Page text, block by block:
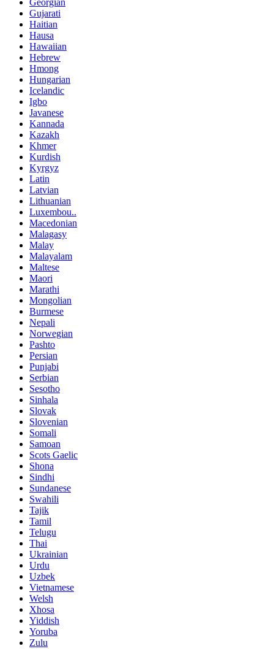
Georgian
Gujarati
Haitian
Hausa
Hawaiian
Hebrew
Hmong
Hungarian
Icelandic
Igbo
Javanese
Kannada
Kazakh
Khmer
Kurdish
Kyrgyz
Latin
Latvian
Lithuanian
Luxembou..
Macedonian
Malagasy
Malay
Malayalam
Maltese
Maori
Marathi
Mongolian
Burmese
Nepali
Norwegian
Pashto
Persian
Punjabi
Serbian
Sesotho
Sinhala
Slovak
Slovenian
Somali
Samoan
Scots Gaelic
Shona
Sindhi
Sundanese
Swahili
Tajik
Tamil
Telugu
Thai
Ukrainian
Urdu
Uzbek
Vietnamese
Welsh
Xhosa
Yiddish
Yoruba
Zulu